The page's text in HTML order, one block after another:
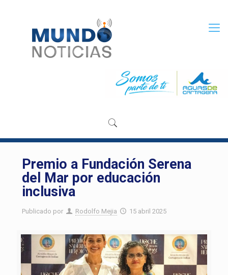
Premio a Fundación Serena
del Mar por educación
inclusiva
Publicado por Rodolfo Mejia 15 abril 2025